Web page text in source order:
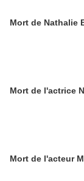
Mort de Nathalie
Mort de l'actrice
Mort de l'acteur